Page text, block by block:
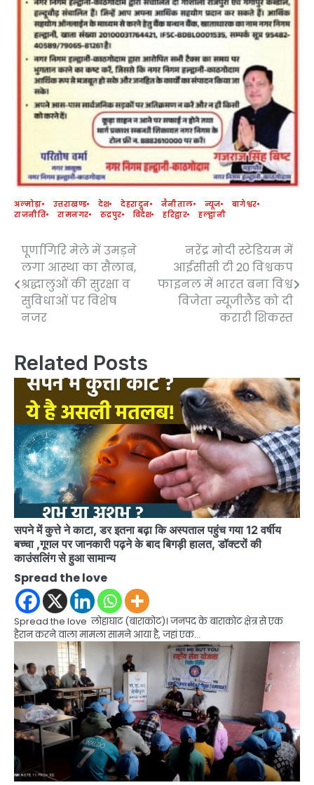
अल्मोड़ा उत्तराखण्ड देश देहरादून नैनीताल न्यूज
बागेश्वर
राजनीति
रामनगर रुद्रपुर विदेश हरिद्वार हल्द्वानी
Post
navigation
पूर्णागिरि मेले में उमड़ने
लगा आस्था का सैलाब,
श्रद्धालुओं की सुरक्षा व
सुविधाओं पर विशेष
नजर
नरेंद्र मोदी स्टेडियम में
आईसीसी टी 20 विश्वकप
फाइनल में भारत बना विश्व
विजेता न्यूजीलैंड को दी
करारी शिकस्त
Related Posts
सपने में कुत्ते ने काटा, डर इतना बढ़ा कि अस्पताल पहुंच गया 12 वर्षीय
बच्चा ,गूगल पर जानकारी पढ़ने के बाद बिगड़ी हालत, डॉक्टरों की
काउंसलिंग से हुआ सामान्य
Spread the love
Spread the love लोहाघाट (बाराकोट)। जनपद के बाराकोट क्षेत्र से एक
हैरान करने वाला मामला सामने आया है, जहां एक…